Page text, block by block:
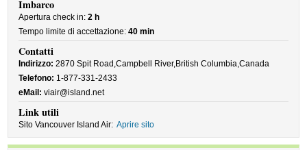
Imbarco
Apertura check in:2 h
Tempo limite di accettazione:40 min
Contatti
Indirizzo: 2870 Spit Road,Campbell River,British Columbia,Canada
Telefono: 1-877-331-2433
eMail: viair@island.net
Link utili
Sito Vancouver Island Air: Aprire sito